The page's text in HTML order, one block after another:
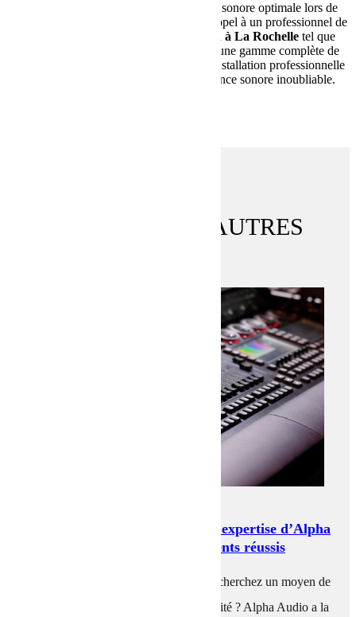
En conclusion, pour garantir une qualité sonore optimale lors de
votre événement, il est essentiel de faire appel à un professionnel de
location de matériel de sonorisation à La Rochelle tel que
Alpha Audio. Vous bénéficierez ainsi d’une gamme complète de
matériel de sonorisation ainsi que d’une installation professionnelle
adaptée à vos besoins, pour une expérience sonore inoubliable.
DÉCOUVREZ NOS AUTRES
Console DMX à La Rochelle : l’expertise d’Alpha
Audio pour des événements réussis
Vous organisez un événement et vous cherchez un moyen de
contrôler vos lumières en toute simplicité ? Alpha Audio a la